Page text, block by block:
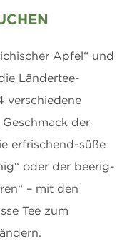
Apfel“ und
Ländertee-
verschiedene
der
erfrischend-süße
oder der beerig-
– mit den
Tee zum